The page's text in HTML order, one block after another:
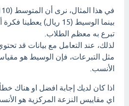
بينما الوسيط (15 ريال)
تبرع به معظم الطلاب.
لذلك، عند التعامل مع بيانات قد
مثل التبرعات، فإن الوسيط هو
الأنسب.
اذا كان لديك إجابة افضل او هناك
اي مقاييس النزعة المركزية هو